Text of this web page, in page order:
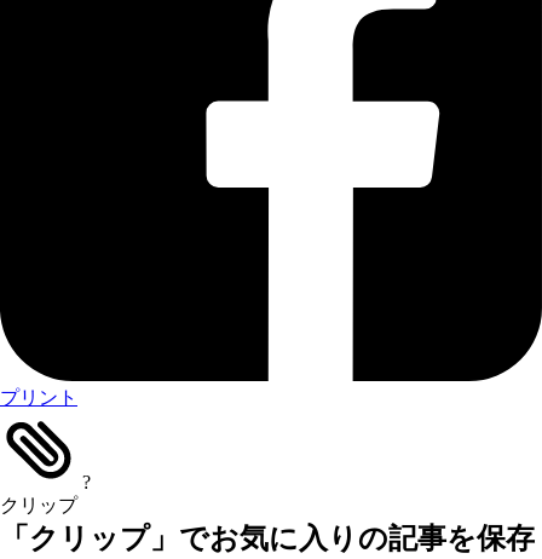
プリント
クリップ
?
「クリップ」でお気に入りの記事を保存